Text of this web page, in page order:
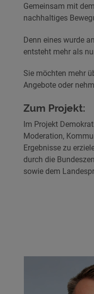
Gemeinsam mit
nachhaltiges
Denn eines wurde
entsteht mehr als
Sie möchten mehr
Angebote oder
Zum Projekt:
Im Projekt
Moderation,
Ergebnisse zu
durch die
sowie dem